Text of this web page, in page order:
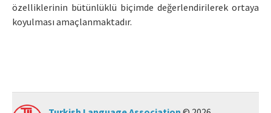
özelliklerinin bütünlüklü biçimde değerlendirilerek ortaya
koyulması amaçlanmaktadır.